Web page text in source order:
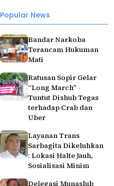
Popular News
Bandar Narkoba
Terancam Hukuman
Mati
Ratusan Sopir Gelar
“Long March” -
Tuntut Dishub Tegas
terhadap Crab dan
Uber
Layanan Trans
Sarbagita Dikeluhkan
: Lokasi Halte Jauh,
Sosialisasi Minim
Delegasi Munaslub